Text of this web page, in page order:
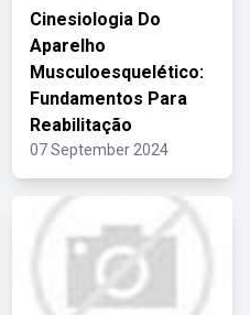
Cinesiologia Do
Aparelho
Musculoesquelético:
Fundamentos Para
Reabilitação
07 September 2024